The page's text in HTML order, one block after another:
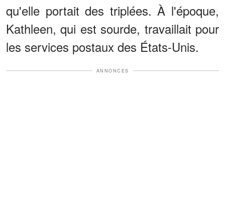
qu'elle portait des triplées. À l'époque,
Kathleen, qui est sourde, travaillait pour
les services postaux des États-Unis.
ANNONCES